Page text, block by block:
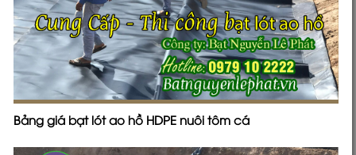
Bảng giá bạt lót ao hồ HDPE nuôi tôm cá